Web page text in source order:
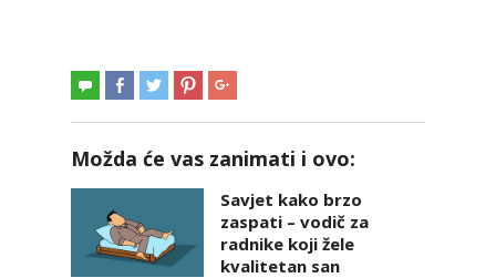
Možda će vas zanimati i ovo:
Savjet kako brzo
zaspati – vodič za
radnike koji žele
kvalitetan san